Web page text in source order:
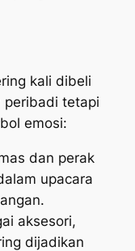
kali dibeli
peribadi tetapi
emosi:
dan perak
upacara
aksesori,
dijadikan